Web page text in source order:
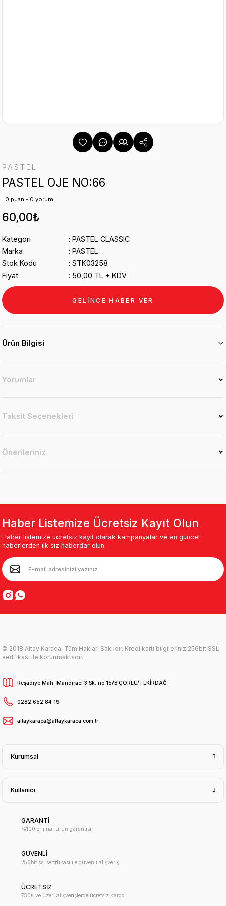
PASTEL
PASTEL OJE NO:66
0 puan - 0 yorum
60,00₺
Kategori
PASTEL CLASSIC
Marka
PASTEL
Stok Kodu
STK03258
Fiyat
50,00 TL + KDV
GELİNCE HABER VER
Ürün Bilgisi
Yorumlar
Taksit Seçenekleri
Önerileriniz
Haber Listemize Ücretsiz Kayıt Olun
Haber listemize ücretsiz kayıt olarak kampanyalar ve en güncel
haberlerden ilk siz haberdar olun.
© 2018 Altay Karaca. Tüm Hakları Saklıdır. Kredi kartı bilgileriniz 256bit SSL
sertfikası ile korunmaktadır.
Reşadiye Mah. Mandıracı 3.Sk. no:15/B ÇORLU/TEKİRDAĞ
0282 652 84 19
altaykaraca@altaykaraca.com.tr
Kurumsal
Kullanıcı
GARANTİ
%100 orijinal ürün garantisi
GÜVENLİ
256bit ssl sertifikası ile güvenli alışveriş
ÜCRETSİZ
750₺ ve üzeri alışverişlerde ücretsiz kargo